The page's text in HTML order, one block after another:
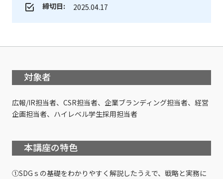
締切日: 2025.04.17
対象者
広報/IR担当者、CSR担当者、企業ブランディング担当者、経営
企画担当者、ハイレベル学生採用担当者
本講座の特色
①SDGｓの基礎をわかりやすく解説したうえで、戦略と実務に